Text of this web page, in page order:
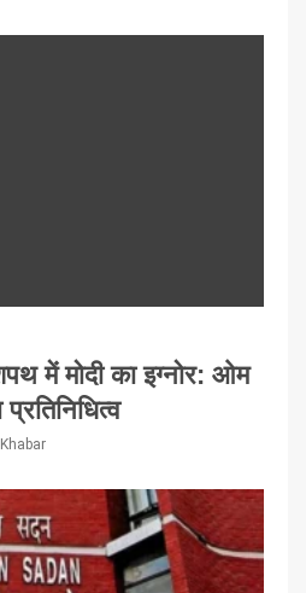
में मोदी का इग्नोर: ओम